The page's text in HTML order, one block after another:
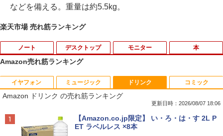
などを備える。重量は約5.5kg。
楽天市場 売れ筋ランキング
ノート
1
Amazon(アマゾン) タブレットPC New F
ire Max 11(2023年発売) グレー B0B2SD
8BVX ［11型 /Wi-Fiモデル /ストレージ：
64GB］ B0B2SD8BVX [振込不可]
￥19,980
デスクトップ モニター
1
PHILIPS/フィリップス 241V8/11 / 23.8型
ワイド 液晶ディスプレイ FullHD/HDMI
ケーブル標準添付【中古/送料無料】※沖
縄、離島を除く
￥5,500
本
1 なぜ、あの人のがんは消えたのか？
Amazon売れ筋ランキング
イヤフォン
Anker Soundcore P40i ブラック
ミュージック
BRUCE WAYNE feat. Flo Milli, ATL Jacob
[Explicit]
ドリンク
Amazon ドリンク の売れ筋ランキング
更新日時：2026/08/07 18:06
【Amazon.co.jp限定】 い・ろ・は・す 2L P
ET ラベルレス ×8本
コミック